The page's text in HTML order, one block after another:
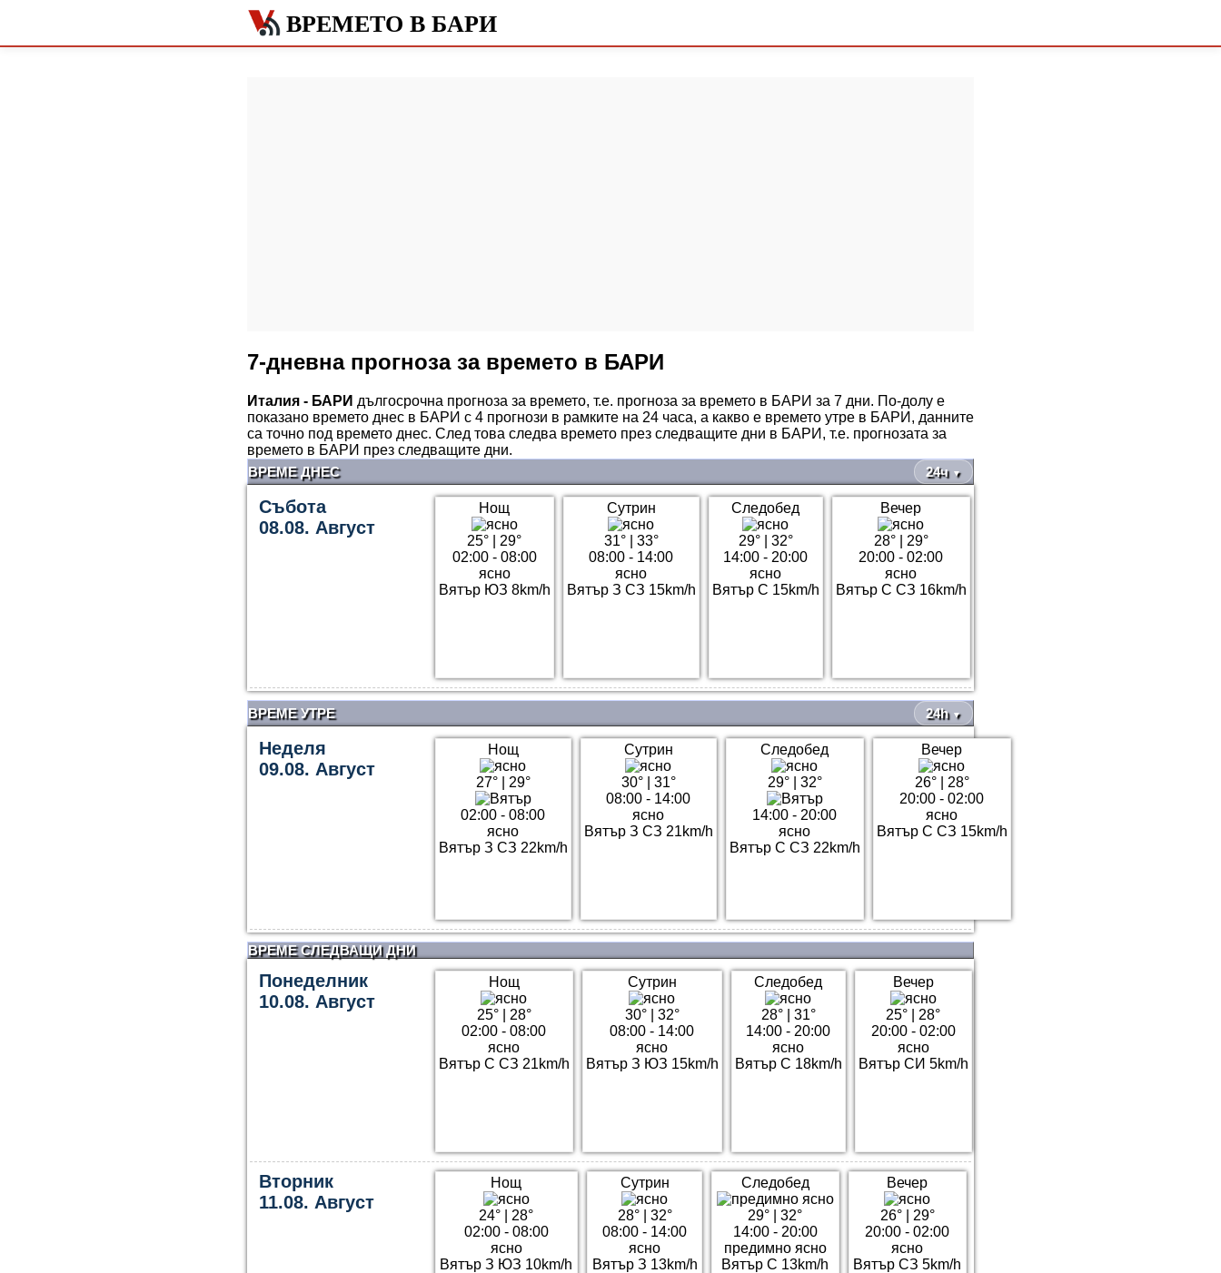
ВРЕМЕТО В БАРИ
7-дневна прогноза за времето в БАРИ
Италия - БАРИ дългосрочна прогноза за времето, т.е. прогноза за времето в БАРИ за 7 дни. По-долу е
показано времето днес в БАРИ с 4 прогнози в рамките на 24 часа, а какво е времето утре в БАРИ, данните
са точно под времето днес. След това следва времето през следващите дни в БАРИ, т.е. прогнозата за
времето в БАРИ през следващите дни.
ВРЕМЕ ДНЕС
24ч ▼
Събота
08.08. Август
Нощ
25°
29°
02:00 - 08:00
ясно
Вятър ЮЗ 8km/h
Сутрин
31°| 33°
08:00 - 14:00
ясно
Вятър З СЗ 15km/h
Следобед
29°| 32°
14:00 - 20:00
ясно
Вятър С 15km/h
Вечер
28°| 29°
20:00 - 02:00
ясно
Вятър С СЗ 16km/h
ВРЕМЕ УТРЕ 24h ▼
Неделя
09.08. Август
Нощ
27°| 29°
02:00 - 08:00
ясно
Вятър З СЗ 22km/h
Сутрин
30°| 31°
08:00 - 14:00
ясно
Вятър З СЗ 21km/h
Следобед
29°| 32°
14:00 - 20:00
ясно
Вятър С СЗ 22km/h
Вечер
26°| 28°
20:00 - 02:00
ясно
Вятър С СЗ 15km/h
ВРЕМЕ СЛЕДВАЩИ ДНИ
Понеделник
10.08. Август
Нощ
25°| 28°
02:00 - 08:00
ясно
Вятър С СЗ 21km/h
Сутрин
30°| 32°
08:00 - 14:00
ясно
Вятър З ЮЗ 15km/h
Следобед
28°| 31°
14:00 - 20:00
ясно
Вятър С 18km/h
Вечер
25°
28°
20:00 - 02:00
ясно
Вятър СИ 5km/h
Вторник
11.08. Август
Нощ
24°
28°
02:00 - 08:00
ясно
Вятър З ЮЗ 10km/h
Сутрин
28°| 32°
08:00 - 14:00
ясно
Вятър З 13km/h
Следобед
29° |32°
14:00 - 20:00
предимно ясно
Вятър С 13km/h
Вечер
26°| 29°
20:00 - 02:00
ясно
Вятър СЗ 5km/h